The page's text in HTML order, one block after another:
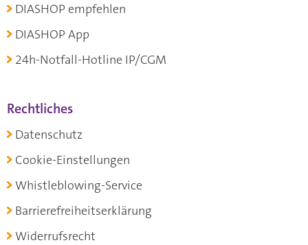
DIASHOP empfehlen
DIASHOP App
24h-Notfall-Hotline IP/CGM
Rechtliches
Datenschutz
Cookie-Einstellungen
Whistleblowing-Service
Barrierefreiheitserklärung
Widerrufsrecht